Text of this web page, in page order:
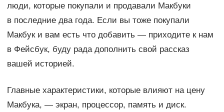
люди, которые покупали и продавали Макбуки
в последние два года. Если вы тоже покупали
Макбук и вам есть что добавить — приходите к нам
в Фейсбук, буду рада дополнить свой рассказ
вашей историей.
Главные характеристики, которые влияют на цену
Макбука, — экран, процессор, память и диск.